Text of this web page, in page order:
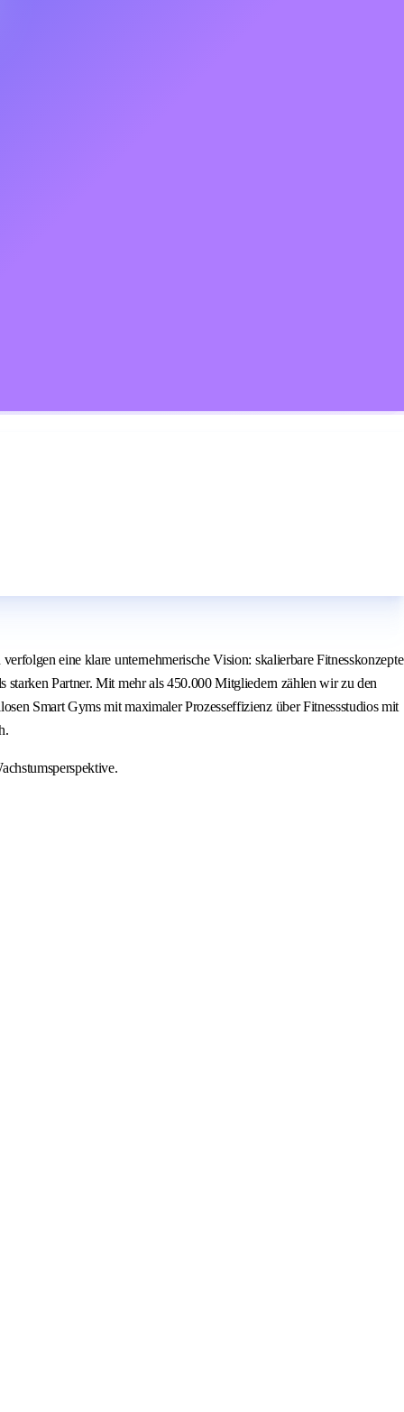
eine klare unternehmerische Vision: skalierbare Fitnesskonzepte
Partner. Mit mehr als 450.000 Mitgliedern zählen wir zu den
Smart Gyms mit maximaler Prozesseffizienz über Fitnessstudios mit